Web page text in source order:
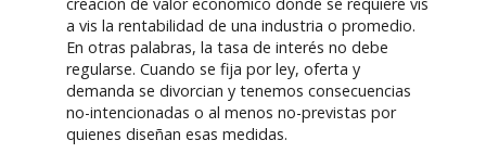
a vis la rentabilidad de una industria o promedio.
En otras palabras, la tasa de interés no debe
regularse. Cuando se fija por ley, oferta y
demanda se divorcian y tenemos consecuencias
no-intencionadas o al menos no-previstas por
quienes diseñan esas medidas.